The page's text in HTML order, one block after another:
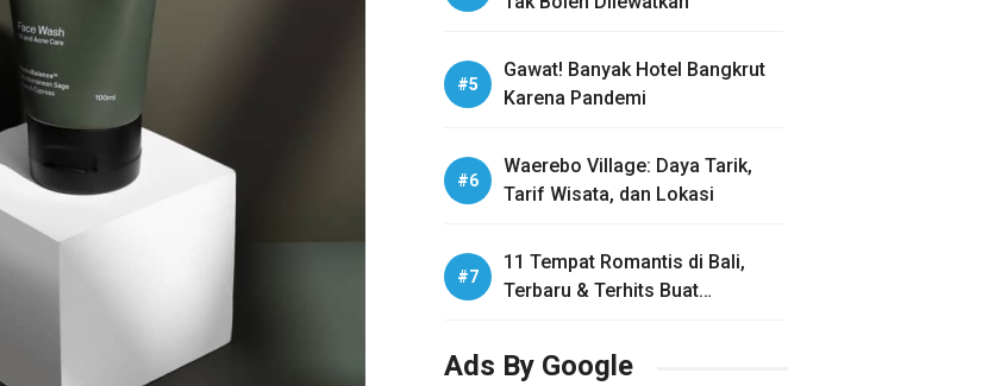
Gawat! Banyak Hotel Bangkrut
Karena Pandemi
Waerebo Village: Daya Tarik,
Tarif Wisata, dan Lokasi
11 Tempat Romantis di Bali,
Terbaru & Terhits Buat
Ads By Google